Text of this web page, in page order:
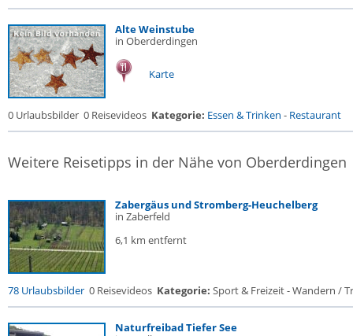
Alte Weinstube
in Oberderdingen
Karte
0 Urlaubsbilder 0 Reisevideos Kategorie: Essen & Trinken - Restaurant
Weitere Reisetipps in der Nähe von Oberderdingen
Zabergäus und Stromberg-Heuchelberg
in Zaberfeld
6,1 km entfernt
78 Urlaubsbilder 0 Reisevideos Kategorie: Sport & Freizeit - Wandern /
Naturfreibad Tiefer See